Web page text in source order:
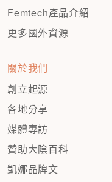
Femtech產品介紹
更多國外資源
關於我們
創立起源
各地分享
媒體專訪
贊助大陰百科
凱娜品牌文